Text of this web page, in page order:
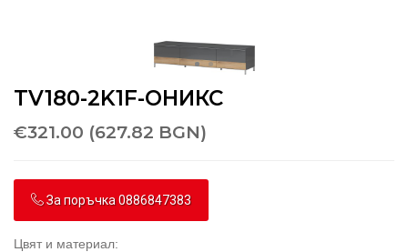
TV180-2K1F-ОНИКС
€321.00 (627.82 BGN)
За поръчка 0886847383
Цвят и материал: